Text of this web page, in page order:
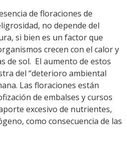
de floraciones de
no depende del
si bien es un factor que
crecen con el calor y
de sol. El aumento de estos
del “deterioro ambiental
Las floraciones están
de embalses y cursos
excesivo de nutrientes,
como consecuencia de las